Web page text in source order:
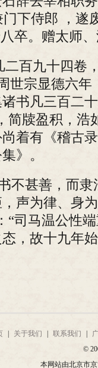
门下侍郎 ，遂
卒。赠太师
百九十四卷
世宗显德六年
书凡三百二
简牍盈积，浩
着有《稽古
》。
不甚善，而
声为律、身
“司马温公性
，故十九年
关于我们 联系我们
©
本网站由北京市